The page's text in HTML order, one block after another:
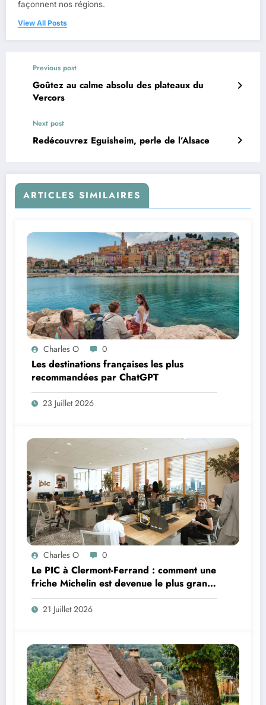
façonnent nos régions.
View All Posts
Previous post
Goûtez au calme absolu des plateaux du
Vercors
Next post
Redécouvrez Eguisheim, perle de l’Alsace
ARTICLES SIMILAIRES
Charles O 0
Les destinations françaises les plus
recommandées par ChatGPT
23 Juillet 2026
Charles O 0
Le PIC à Clermont-Ferrand : comment une
friche Michelin est devenue le plus grand
coworking de France ?
21 Juillet 2026